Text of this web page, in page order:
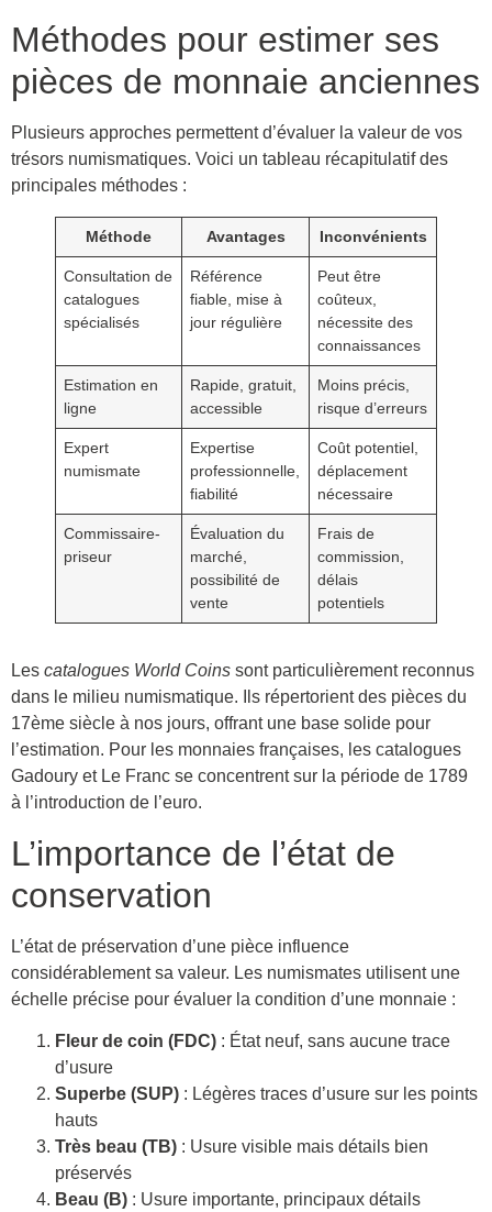
Méthodes pour estimer ses
pièces de monnaie anciennes
Plusieurs approches permettent d’évaluer la valeur de vos
trésors numismatiques. Voici un tableau récapitulatif des
principales méthodes :
Méthode Avantages Inconvénients
Consultation de
catalogues
spécialisés
Référence
fiable, mise à
jour régulière
Peut être
coûteux,
nécessite des
connaissances
Estimation en
ligne
Rapide, gratuit,
accessible
Moins précis,
risque d’erreurs
Expert
numismate
Expertise
professionnelle,
fiabilité
Coût potentiel,
déplacement
nécessaire
Commissaire-
priseur
Évaluation du
marché,
possibilité de
vente
Frais de
commission,
délais
potentiels
Les catalogues World Coins sont particulièrement reconnus
dans le milieu numismatique. Ils répertorient des pièces du
17ème siècle à nos jours, offrant une base solide pour
l’estimation. Pour les monnaies françaises, les catalogues
Gadoury et Le Franc se concentrent sur la période de 1789
à l’introduction de l’euro.
L’importance de l’état de
conservation
L’état de préservation d’une pièce influence
considérablement sa valeur. Les numismates utilisent une
échelle précise pour évaluer la condition d’une monnaie :
Fleur de coin (FDC) : État neuf, sans aucune trace
d’usure
Superbe (SUP) : Légères traces d’usure sur les points
hauts
Très beau (TB) : Usure visible mais détails bien
préservés
Beau (B) : Usure importante, principaux détails